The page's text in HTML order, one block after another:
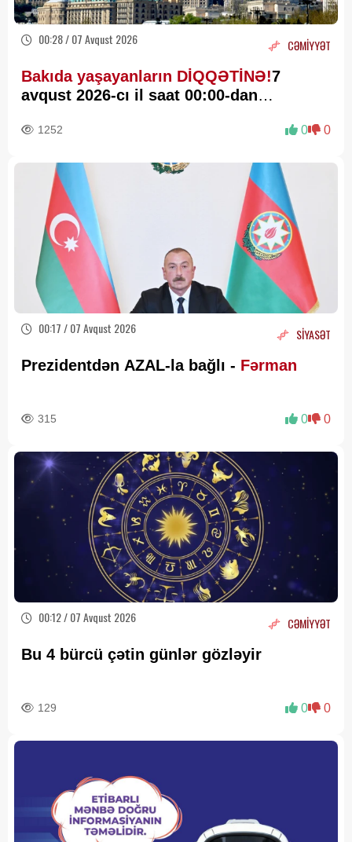
00:28 / 07 Avqust 2026 CƏMİYYƏT
Bakıda yaşayanların DİQQƏTİNƏ!7
avqust 2026-cı il saat 00:00-dan
1252 0 0
00:17 / 07 Avqust 2026 SİYASƏT
Prezidentdən AZAL-la bağlı - Fərman
315 0 0
00:12 / 07 Avqust 2026 CƏMİYYƏT
Bu 4 bürcü çətin günlər gözləyir
129 0 0